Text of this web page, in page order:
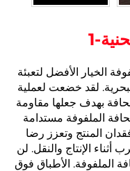
1
الخيار الأفضل لتعبئة
لقد خضعت لعملية
بهدف جعلها مقاومة
الملفوفة مستدامة
المنتج وتعزز رضا
أثناء الإنتاج والنقل. لن
الملفوفة. الأطباق فوق